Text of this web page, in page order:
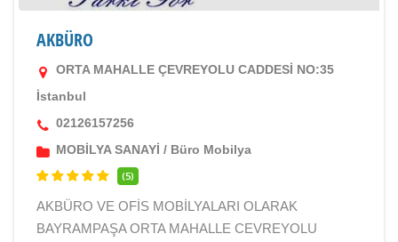
AKBÜRO
ORTA MAHALLE ÇEVREYOLU CADDESİ NO:35
İstanbul
02126157256
MOBİLYA SANAYİ / Büro Mobilya
(5)
AKBÜRO VE OFİS MOBİLYALARI OLARAK
BAYRAMPAŞA ORTA MAHALLE CEVREYOLU